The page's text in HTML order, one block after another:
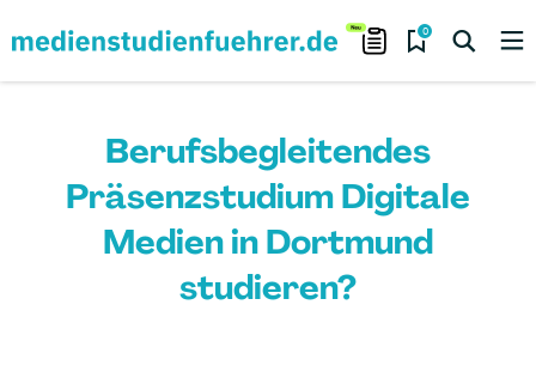
0
Berufsbegleitendes
Präsenzstudium Digitale
Medien in Dortmund
studieren?